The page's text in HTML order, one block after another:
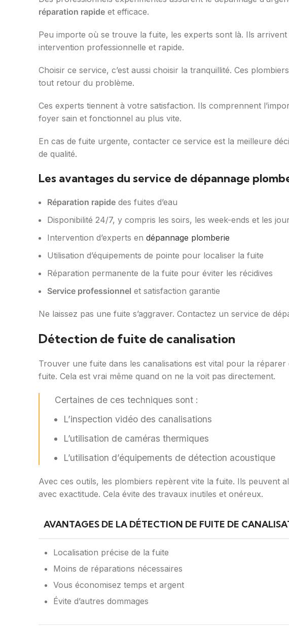
réparation rapide et efficace.
Peu importe où se trouve la fuite, les experts sont là. Ils
intervention professionnelle et rapide.
Choisir ce service, c’est aussi choisir la tranquillité. Ces
tout retour du problème.
Ces experts tiennent à votre satisfaction. Ils comprennent
foyer sain et fonctionnel au plus vite.
En cas de fuite urgente, contacter ce service est la meilleure
de qualité.
Les avantages du service de dépannage
Réparation rapide des fuites d’eau
Disponibilité 24/7, y compris les soirs, les week-ends et les
Intervention d’experts en dépannage plomberie
Utilisation d’équipements de pointe pour localiser la fuite
Réparation permanente de la fuite pour éviter les récidives
Service professionnel et satisfaction garantie
Ne laissez pas une fuite s’aggraver. Contactez un service de
Détection de fuite de canalisation
Trouver une fuite dans les canalisations est vital pour la
fuite. Cela est vrai même quand on ne la voit pas directement.
Certaines de ces techniques sont :
L’inspection vidéo des canalisations
L’utilisation de caméras thermiques
L’utilisation d’équipements de détection acoustique
Avec ces outils, les plombiers repèrent vite la fuite. Ils peuvent
avec exactitude. Cela évite des travaux inutiles et onéreux.
AVANTAGES DE LA DÉTECTION DE FUITE DE
Localisation précise de la fuite
Moins de réparations nécessaires
Vous économisez temps et argent
Évite d’autres dommages